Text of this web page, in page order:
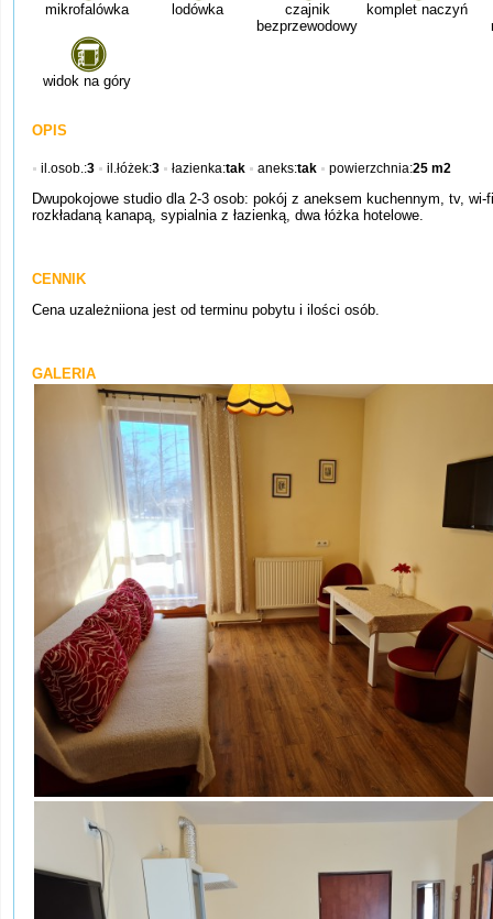
mikrofalówka lodówka
czajnik
bezprzewodowy
komplet naczyń
widok na góry
OPIS
il.osob.:3 il.łóżek:3 łazienka:tak aneks:tak powierzchnia:25 m2
Dwupokojowe studio dla 2-3 osob: pokój z aneksem kuchennym, tv, wi-
rozkładaną kanapą, sypialnia z łazienką, dwa łóżka hotelowe.
CENNIK
Cena uzależniiona jest od terminu pobytu i ilości osób.
GALERIA